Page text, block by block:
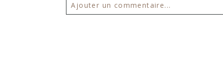
Ajouter un commentaire...